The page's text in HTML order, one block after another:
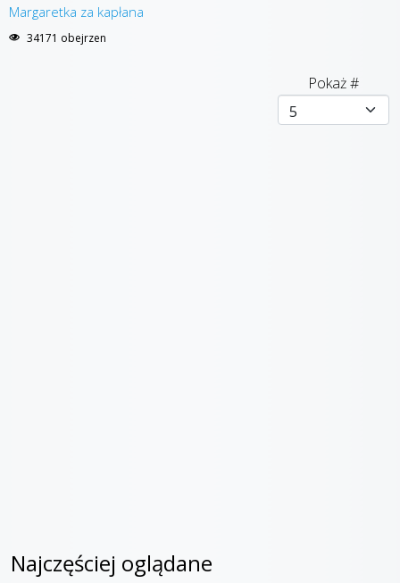
Margaretka za kapłana
34171 obejrzen
Pokaż #
Najczęściej oglądane